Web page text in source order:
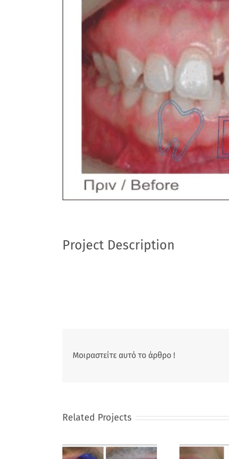
Project Description
Μοιραστείτε αυτό το άρθρο !
Related Projects